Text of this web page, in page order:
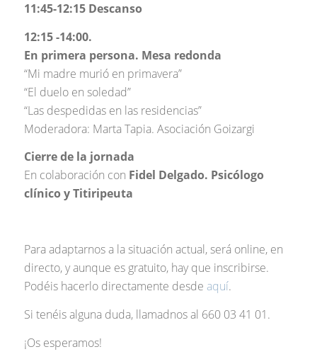
11:45-12:15 Descanso
12:15 -14:00.
En primera persona. Mesa redonda
“Mi madre murió en primavera”
“El duelo en soledad”
“Las despedidas en las residencias”
Moderadora: Marta Tapia. Asociación Goizargi
Cierre de la jornada
En colaboración con Fidel Delgado. Psicólogo
clínico y Titiripeuta
Para adaptarnos a la situación actual, será online, en
directo, y aunque es gratuito, hay que inscribirse.
Podéis hacerlo directamente desde aquí.
Si tenéis alguna duda, llamadnos al 660 03 41 01.
¡Os esperamos!